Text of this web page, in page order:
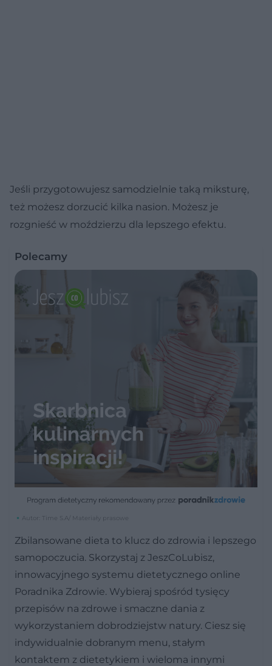
Jeśli przygotowujesz samodzielnie taką miksturę,
też możesz dorzucić kilka nasion. Możesz je
rozgnieść w moździerzu dla lepszego efektu.
Polecamy
Autor: Time S.A/ Materiały prasowe
Zbilansowane dieta to klucz do zdrowia i lepszego
samopoczucia. Skorzystaj z JeszCoLubisz,
innowacyjnego systemu dietetycznego online
Poradnika Zdrowie. Wybieraj spośród tysięcy
przepisów na zdrowe i smaczne dania z
wykorzystaniem dobrodziejstw natury. Ciesz się
indywidualnie dobranym menu, stałym
kontaktem z dietetykiem i wieloma innymi